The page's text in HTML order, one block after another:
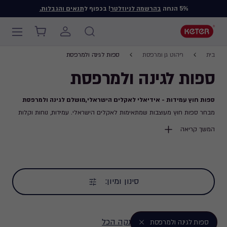
5% הנחה בהרשמה לניוזלטר! בכפוף לתנאים והגבלות.
Main
Navigation
בית ריהוט גן ומרפסת ספות לגינה ולמרפסת
ספות לגינה ולמרפסת
ספות חוץ עמידות - אידיאלי לאקלים הישראלי,מושלם לגינה ולמרפסת
מבחר ספות חוץ מעוצבות שמתאימות לאקלים הישראלי. עמידות, נוחות וקלות
לניקוי, מושלמות לגינה ולמרפסת ולשימוש יומיומי, ללא חשש מנזקי מזג האוויר
המשך קריאה
סינון ומיון:
ספות לגינה ולמרפסת נקה הכל